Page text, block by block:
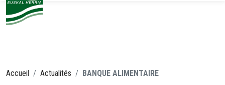
Accueil Actualités BANQUE ALIMENTAIRE